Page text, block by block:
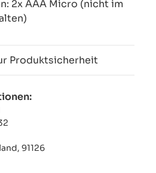
2x AAA Micro (nicht im
Produktsicherheit
91126